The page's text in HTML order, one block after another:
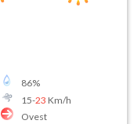
86%
15-23 Km/h
Ovest